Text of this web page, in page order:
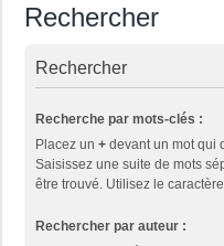
Rechercher
Rechercher
Recherche par mots-clés :
Placez un + devant un mot qui
Saisissez une suite de mots
être trouvé. Utilisez le
Rechercher par auteur :